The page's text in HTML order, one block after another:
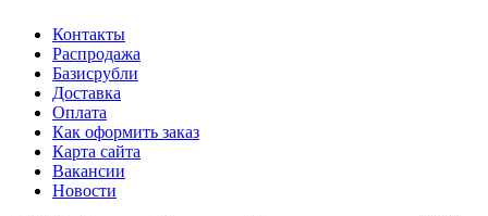
Контакты
Распродажа
Базисрубли
Доставка
Оплата
Как оформить заказ
Карта сайта
Вакансии
Новости